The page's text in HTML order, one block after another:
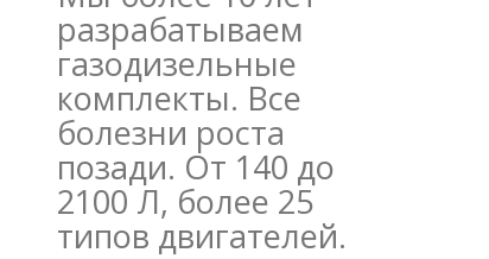
разрабатываем
газодизельные
комплекты. Все
болезни роста
позади. От 140 до
2100 Л, более 25
типов двигателей.